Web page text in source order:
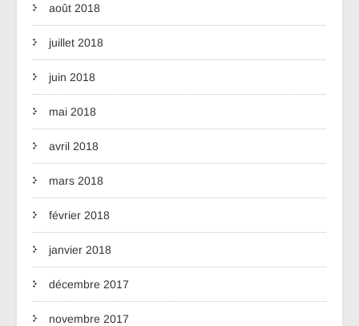
août 2018
juillet 2018
juin 2018
mai 2018
avril 2018
mars 2018
février 2018
janvier 2018
décembre 2017
novembre 2017